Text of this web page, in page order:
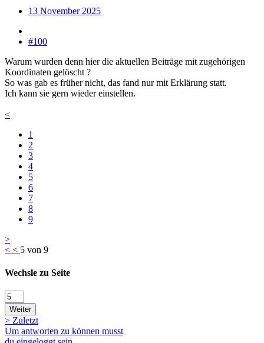
13 November 2025
#100
Warum wurden denn hier die aktuellen Beiträge mit zugehörigen
Koordinaten gelöscht ?
So was gab es früher nicht, das fand nur mit Erklärung statt.
Ich kann sie gern wieder einstellen.
<
1
2
3
4
5
6
7
8
9
>
< < 5 von 9
Wechsle zu Seite
Weiter
> Zuletzt
Um antworten zu können musst